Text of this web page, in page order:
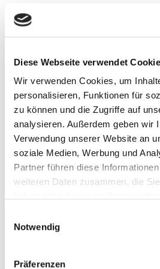
Diese Webseite verwendet
Wir verwenden Cookies, um
personalisieren, Funktionen für
zu können und die Zugriffe auf
analysieren. Außerdem geben wir
Verwendung unserer Website an
soziale Medien, Werbung und
Partner führen diese
weiteren Daten zusammen, die
Notwendig
Präferenzen
Kontakt
Zukunft – Umwelt –
gGmbH Stresemannstr. 69 -
10963 Berlin
Zur Webseite der IKI